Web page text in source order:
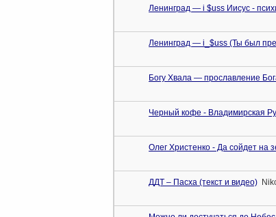
Ленинград — i $uss Иисус -
Ленинград — i_$uss (Ты был
Богу Хвала — прославление
Черный кофе - Владимирская
Олег Христенко - Да сойдет на
ДДТ – Пасха (текст и видео)